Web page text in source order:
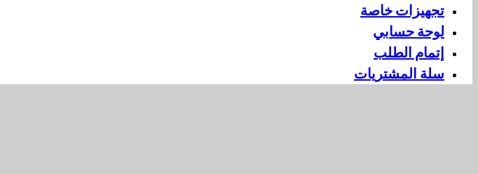
تجهيزات خاصة
لوحة حسابي
إتمام الطلب
سلة المشتريات